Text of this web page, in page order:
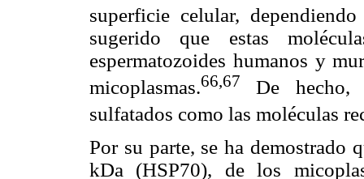
superficie celular,
sugerido que estas
espermatozoides humanos y
micoplasmas.66,67
De hecho,
sulfatados como las moléculas
Por su parte, se ha demostrado
kDa (HSP70), de los